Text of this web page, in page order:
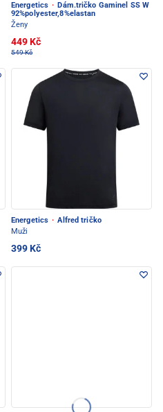
Energetics · Dám.tričko Gaminel SS W
92%polyester,8%elastan
Ženy
449 Kč
549 Kč
Energetics · Alfred tričko
Muži
399 Kč